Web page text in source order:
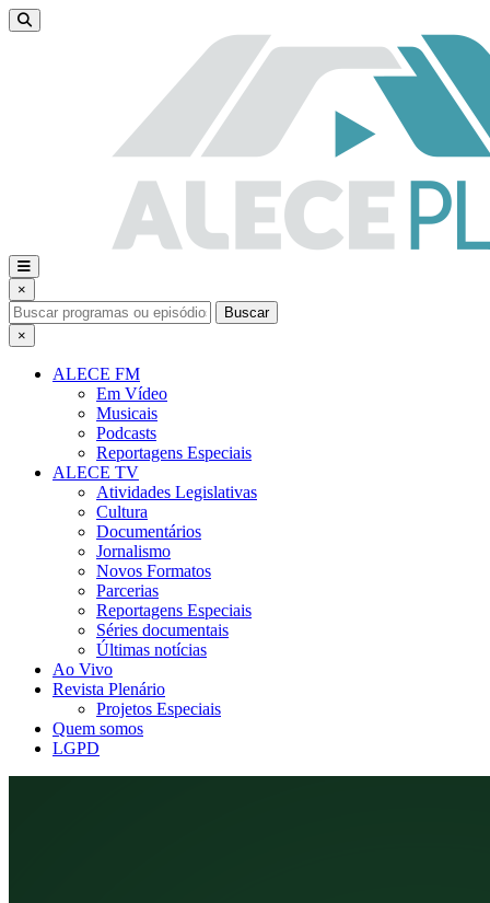
×
Buscar
×
ALECE FM
Em Vídeo
Musicais
Podcasts
Reportagens Especiais
ALECE TV
Atividades Legislativas
Cultura
Documentários
Jornalismo
Novos Formatos
Parcerias
Reportagens Especiais
Séries documentais
Últimas notícias
Ao Vivo
Revista Plenário
Projetos Especiais
Quem somos
LGPD